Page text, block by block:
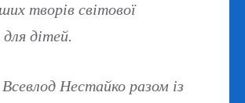
творів світової
дітей.
Нестайко разом із